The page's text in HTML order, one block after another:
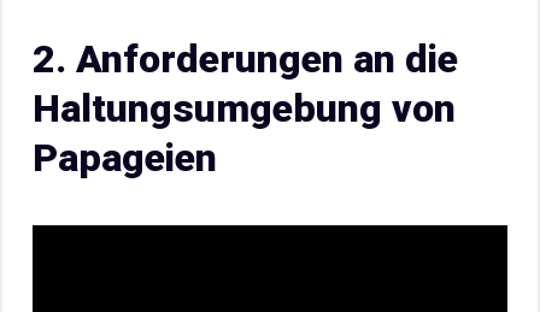
2. Anforderungen an die
Haltungsumgebung von
Papageien